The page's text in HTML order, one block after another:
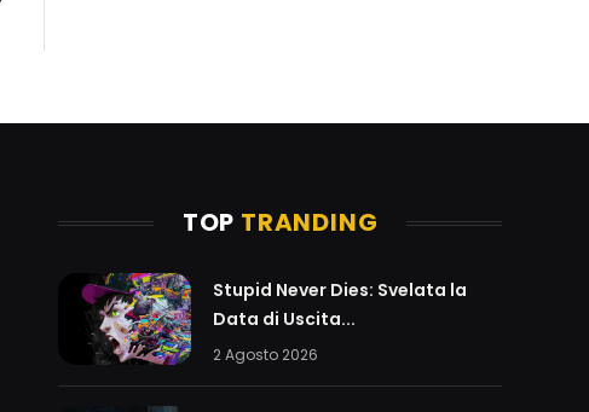
TOP TRANDING
Stupid Never Dies: Svelata la
Data di Uscita...
2 Agosto 2026